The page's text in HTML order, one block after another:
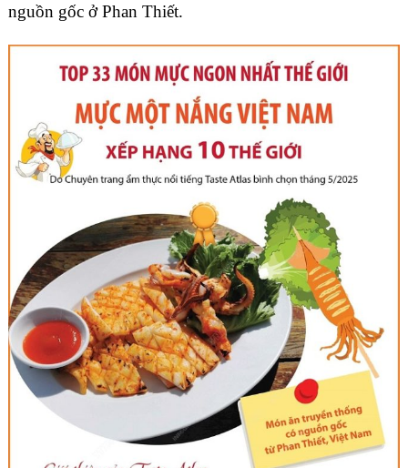
nguồn gốc ở Phan Thiết.